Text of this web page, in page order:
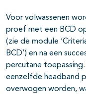
Voor volwassenen
proef met een BCD
(zie de module
BCD’) en na een
percutane
eenzelfde headband
overwogen worden,